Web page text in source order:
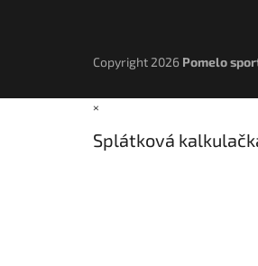
Copyright 2026 Pomelo
×
Splátková